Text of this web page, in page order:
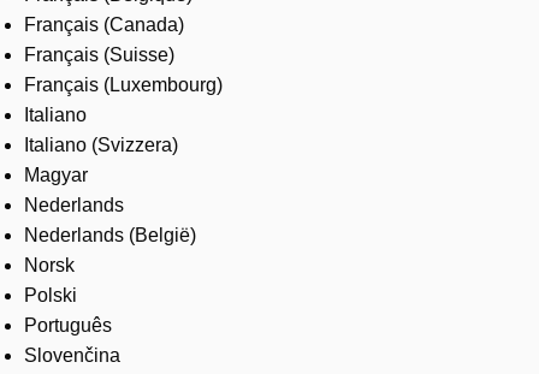
Français (Canada)
Français (Suisse)
Français (Luxembourg)
Italiano
Italiano (Svizzera)
Magyar
Nederlands
Nederlands (België)
Norsk
Polski
Português
Slovenčina